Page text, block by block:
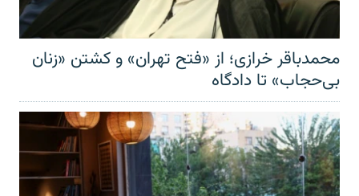
محمدباقر خرازی؛ از «فتح تهران» و کشتن «زنان
بی‌حجاب» تا دادگاه